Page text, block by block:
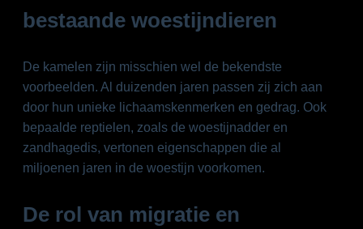
bestaande woestijndieren
De kamelen zijn misschien wel de bekendste
voorbeelden. Al duizenden jaren passen zij zich aan
door hun unieke lichaamskenmerken en gedrag. Ook
bepaalde reptielen, zoals de woestijnadder en
zandhagedis, vertonen eigenschappen die al
miljoenen jaren in de woestijn voorkomen.
De rol van migratie en